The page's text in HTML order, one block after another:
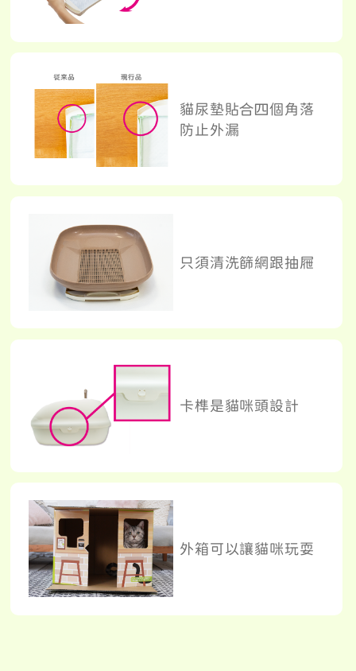
貓尿墊貼合四個角落
防止外漏
只須清洗篩網跟抽屜
卡榫是貓咪頭設計
外箱可以讓貓咪玩耍